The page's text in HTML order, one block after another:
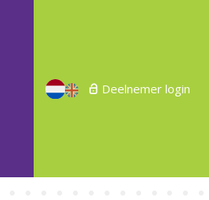
Deelnemer login